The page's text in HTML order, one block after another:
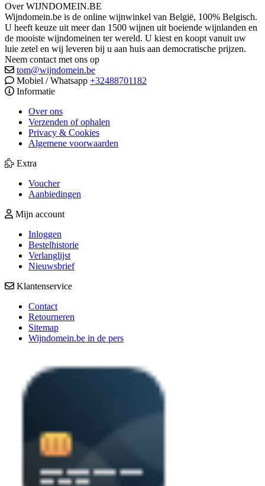
Over WIJNDOMEIN.BE
Wijndomein.be is de online wijnwinkel van België, 100% Belgisch.
U heeft keuze uit meer dan 1500 wijnen uit boeiende wijnlanden en
de mooiste wijndomeinen ter wereld. U kiest en koopt vanuit uw
luie zetel en wij leveren bij u aan huis aan democratische prijzen.
Neem contact met ons op
tom@wijndomein.be
Mobiel / Whatsapp +32488701182
Informatie
Over ons
Verzenden of ophalen
Privacy & Cookies
Algemene voorwaarden
Extra
Voucher
Aanbiedingen
Mijn account
Inloggen
Bestelhistorie
Verlanglijst
Nieuwsbrief
Klantenservice
Contact
Retourneren
Sitemap
Wijndomein.be in de pers